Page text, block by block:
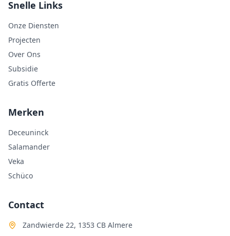
Snelle Links
Onze Diensten
Projecten
Over Ons
Subsidie
Gratis Offerte
Merken
Deceuninck
Salamander
Veka
Schüco
Contact
Zandwierde 22, 1353 CB Almere